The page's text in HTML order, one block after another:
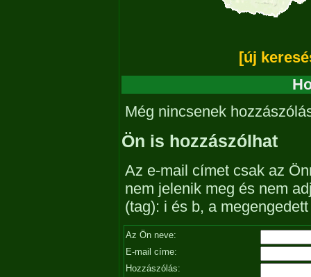
[új
Még nincsenek
Ön is hozzászólhat
Az e-mail címet csak az
nem jelenik meg és nem
(tag): i és b, a
Az Ön neve:
E-mail címe:
Hozzászólás: